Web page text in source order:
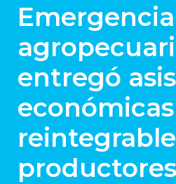
Emergencia
entregó
productores